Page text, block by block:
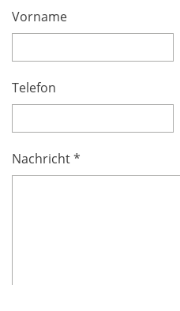
Vorname
Telefon
Nachricht *